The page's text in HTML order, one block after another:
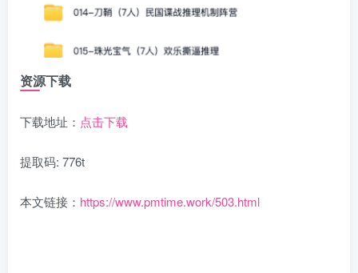
资源下载
下载地址： 点击下载
提取码: 776t
本文链接： https://www.pmtime.work/503.html